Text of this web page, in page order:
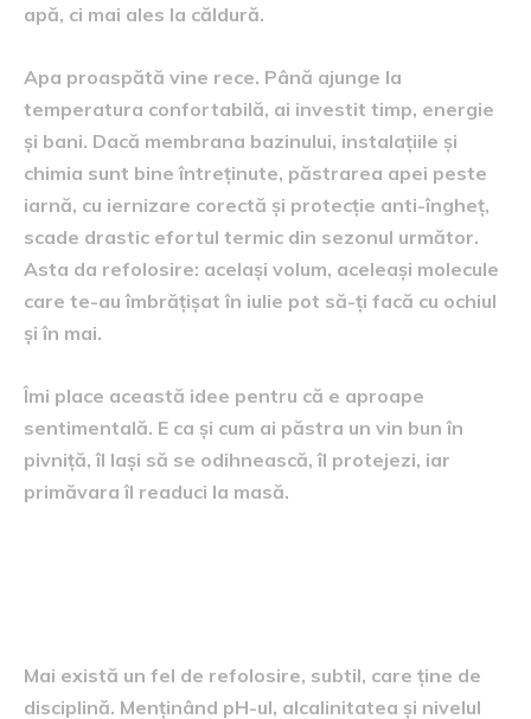
apă, ci mai ales la căldură.
Apa proaspătă vine rece. Până ajunge la
temperatura confortabilă, ai investit timp, energie
și bani. Dacă membrana bazinului, instalațiile și
chimia sunt bine întreținute, păstrarea apei peste
iarnă, cu iernizare corectă și protecție anti-îngheț,
scade drastic efortul termic din sezonul următor.
Asta da refolosire: același volum, aceleași molecule
care te-au îmbrățișat în iulie pot să-ți facă cu ochiul
și în mai.
Îmi place această idee pentru că e aproape
sentimentală. E ca și cum ai păstra un vin bun în
pivniță, îl lași să se odihnească, îl protejezi, iar
primăvara îl readuci la masă.
Mai există un fel de refolosire, subtil, care ține de
disciplină. Menținând pH-ul, alcalinitatea și nivelul